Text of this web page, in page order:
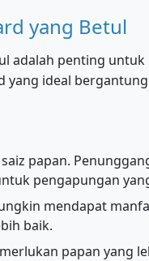
yang Betul
adalah penting
yang ideal
papan.
pengapungan
mendapat
baik.
papan yang